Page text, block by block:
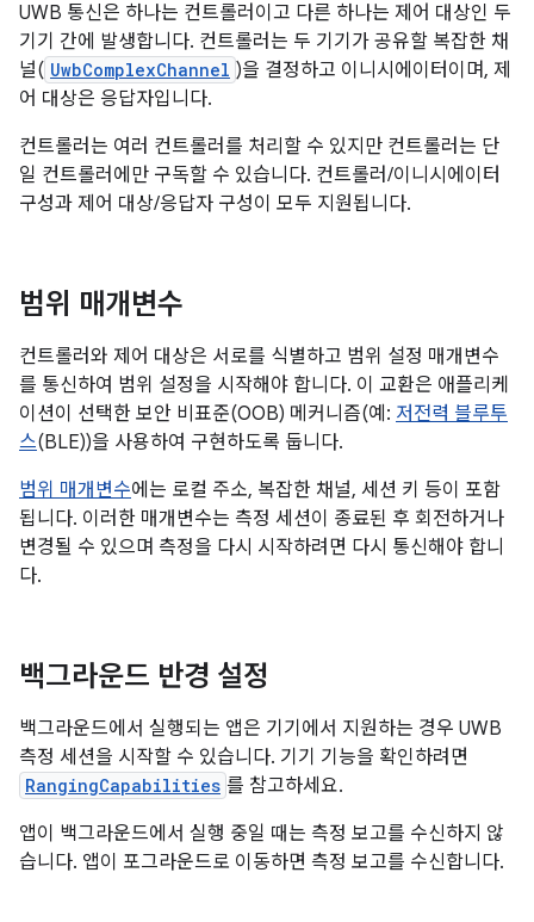
UWB 통신은 하나는 컨트롤러이고 다른 하나는 제어 대상인 두
기기 간에 발생합니다. 컨트롤러는 두 기기가 공유할 복잡한 채
널( UwbComplexChannel )을 결정하고 이니시에이터이며, 제
어 대상은 응답자입니다.
컨트롤러는 여러 컨트롤러를 처리할 수 있지만 컨트롤러는 단
일 컨트롤러에만 구독할 수 있습니다. 컨트롤러/이니시에이터
구성과 제어 대상/응답자 구성이 모두 지원됩니다.
범위 매개변수
컨트롤러와 제어 대상은 서로를 식별하고 범위 설정 매개변수
를 통신하여 범위 설정을 시작해야 합니다. 이 교환은 애플리케
이션이 선택한 보안 비표준(OOB) 메커니즘(예: 저전력 블루투
스(BLE))을 사용하여 구현하도록 둡니다.
범위 매개변수에는 로컬 주소, 복잡한 채널, 세션 키 등이 포함
됩니다. 이러한 매개변수는 측정 세션이 종료된 후 회전하거나
변경될 수 있으며 측정을 다시 시작하려면 다시 통신해야 합니
다.
백그라운드 반경 설정
백그라운드에서 실행되는 앱은 기기에서 지원하는 경우 UWB
측정 세션을 시작할 수 있습니다. 기기 기능을 확인하려면
RangingCapabilities 를 참고하세요.
앱이 백그라운드에서 실행 중일 때는 측정 보고를 수신하지 않
습니다. 앱이 포그라운드로 이동하면 측정 보고를 수신합니다.